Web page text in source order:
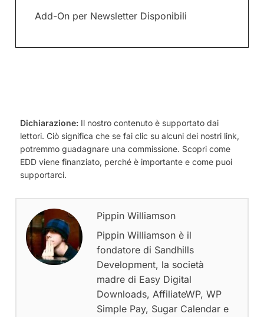
Add-On per Newsletter Disponibili
Dichiarazione: Il nostro contenuto è supportato dai
lettori. Ciò significa che se fai clic su alcuni dei nostri link,
potremmo guadagnare una commissione. Scopri come
EDD viene finanziato, perché è importante e come puoi
supportarci.
Pippin Williamson
Pippin Williamson è il
fondatore di Sandhills
Development, la società
madre di Easy Digital
Downloads, AffiliateWP, WP
Simple Pay, Sugar Calendar e